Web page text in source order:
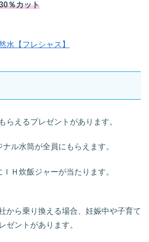
％カット
水【フレシャス】
らえるプレゼントがあります。
ル水筒が全員にもらえます。
Ｈ炊飯ジャーが当たります。
から乗り換える場合、妊娠中や子育て
ゼントがあります。